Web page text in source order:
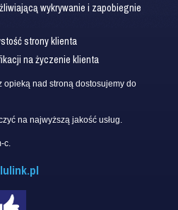
wykrywanie i zapobiegnie
strony klienta
na życzenie klienta
opieką nad stroną dostosujemy do
na najwyższą jakość usług.
c.